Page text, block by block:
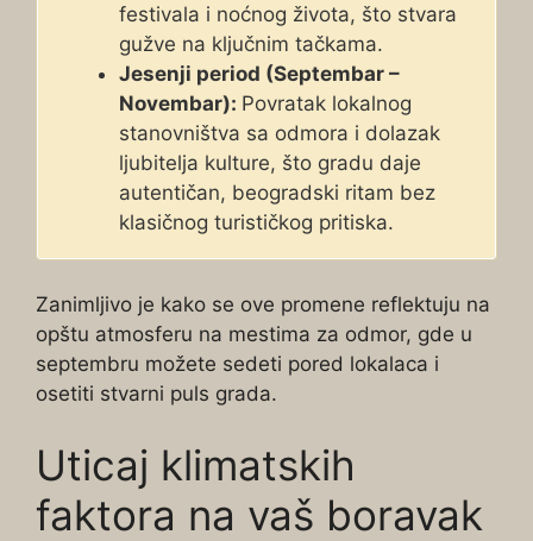
festivala i noćnog života, što stvara
gužve na ključnim tačkama.
Jesenji period (Septembar –
Novembar): Povratak lokalnog
stanovništva sa odmora i dolazak
ljubitelja kulture, što gradu daje
autentičan, beogradski ritam bez
klasičnog turističkog pritiska.
Zanimljivo je kako se ove promene reflektuju na
opštu atmosferu na mestima za odmor, gde u
septembru možete sedeti pored lokalaca i
osetiti stvarni puls grada.
Uticaj klimatskih
faktora na vaš boravak